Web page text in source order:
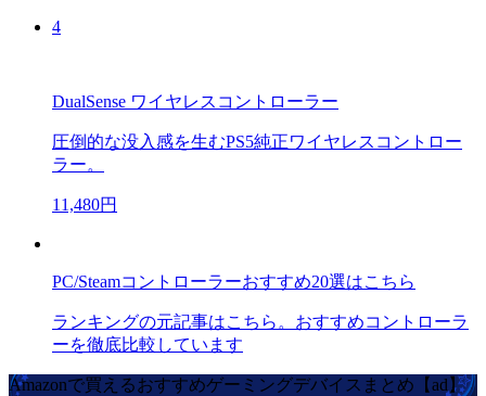
4
DualSense ワイヤレスコントローラー
圧倒的な没入感を生むPS5純正ワイヤレスコントロー
ラー。
11,480円
PC/Steamコントローラーおすすめ20選はこちら
ランキングの元記事はこちら。おすすめコントローラ
ーを徹底比較しています
Amazonで買えるおすすめゲーミングデバイスまとめ【ad】